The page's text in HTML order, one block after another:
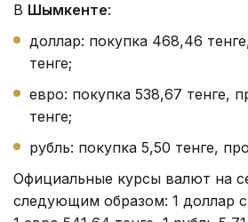
В Шымкенте:
доллар: покупка 468,46
тенге;
евро: покупка 538,67 тенге,
тенге;
рубль: покупка 5,50 тенге,
Официальные курсы валют на
следующим образом: 1 доллар